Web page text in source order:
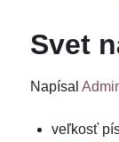
Svet
Napísal
veľkosť